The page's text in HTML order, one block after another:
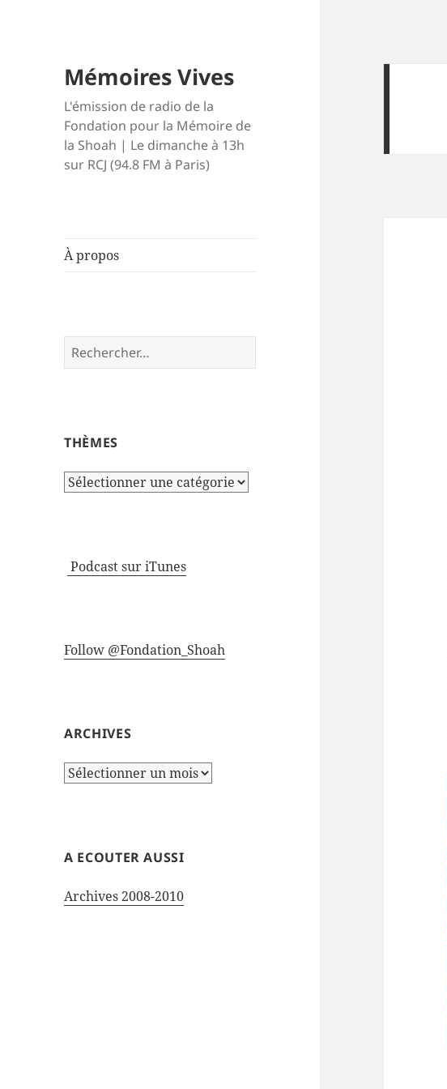
Mémoires Vives
L'émission de radio de la
Fondation pour la Mémoire de
la Shoah | Le dimanche à 13h
sur RCJ (94.8 FM à Paris)
À propos
Rechercher :
THÈMES
Thèmes
Podcast sur iTunes
Follow @Fondation_Shoah
ARCHIVES
Archives
A ECOUTER AUSSI
Archives 2008-2010